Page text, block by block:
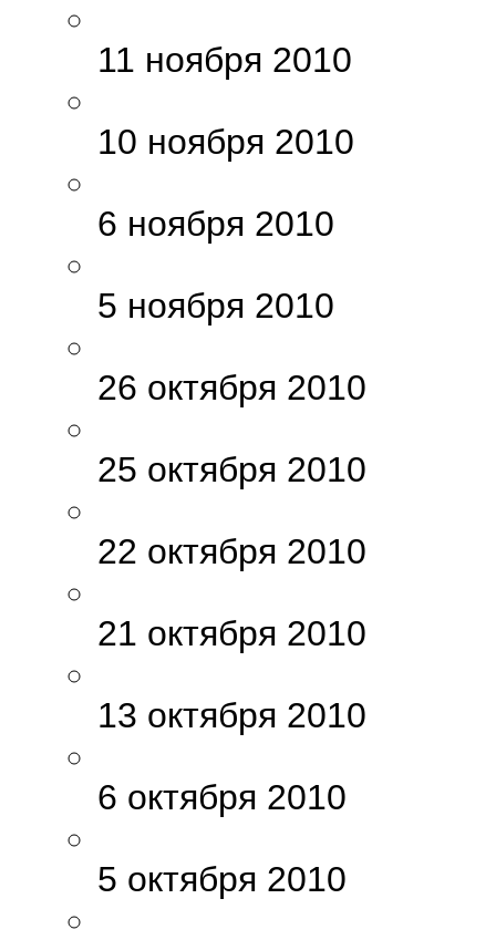
11 ноября 2010
10 ноября 2010
6 ноября 2010
5 ноября 2010
26 октября 2010
25 октября 2010
22 октября 2010
21 октября 2010
13 октября 2010
6 октября 2010
5 октября 2010